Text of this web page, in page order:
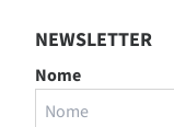
NEWSLETTER
Nome